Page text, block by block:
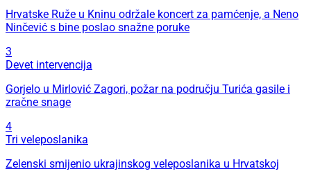
Hrvatske Ruže u Kninu održale koncert za pamćenje, a Neno
Ninčević s bine poslao snažne poruke
3
Devet intervencija
Gorjelo u Mirlović Zagori, požar na području Turića gasile i
zračne snage
4
Tri veleposlanika
Zelenski smijenio ukrajinskog veleposlanika u Hrvatskoj